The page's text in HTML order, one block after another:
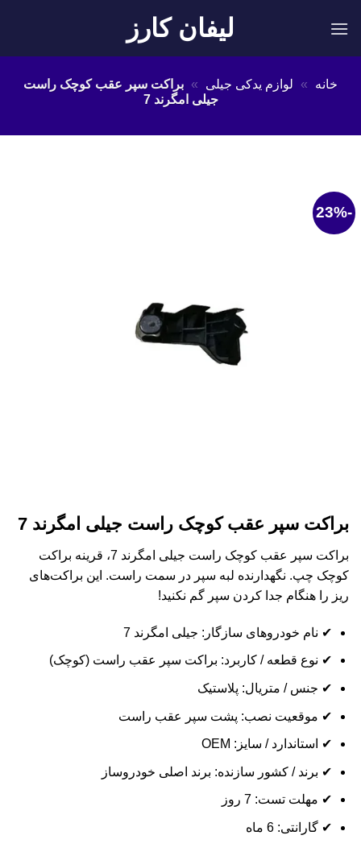
لیفان کارز
خانه » لوازم یدکی جیلی » براکت سپر عقب کوچک راست
جیلی امگرند 7
-23%
براکت سپر عقب کوچک راست جیلی امگرند 7
براکت سپر عقب کوچک راست جیلی امگرند 7، قرینه براکت
کوچک چپ. نگهدارنده لبه سپر در سمت راست. این براکت‌های
ریز را هنگام جدا کردن سپر گم نکنید!
✔ نام خودروهای سازگار: جیلی امگرند 7
✔ نوع قطعه / کاربرد: براکت سپر عقب راست (کوچک)
✔ جنس / متریال: پلاستیک
✔ موقعیت نصب: پشت سپر عقب راست
✔ استاندارد / سایز: OEM
✔ برند / کشور سازنده: برند اصلی خودروساز
✔ مهلت تست: 7 روز
✔ گارانتی: 6 ماه